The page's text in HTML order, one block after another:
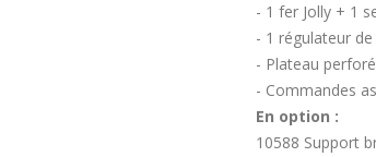
- 1 fer Jolly + 1
- 1 régulateur
- Plateau
- Commandes
En option :
10588 Support